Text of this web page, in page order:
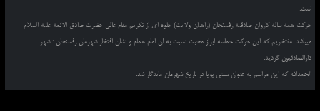
است.
حرکت همه ساله کاروان صادقیه رفسنجان (راهیان ولایت) جلوه ای از تکریم مقام عالی حضرت صادق الائمه علیه السلام
میباشد. مفتخریم که این حرکت حماسه ابراز محبت نسبت به آن امام همام و نشان افتخار شهرمان رفسنجان ؛ شهر
دارالصادقیون گردید.
الحمدالله که این مراسم به عنوان سنتی پویا در تاریخ شهرمان ماندگار شد.